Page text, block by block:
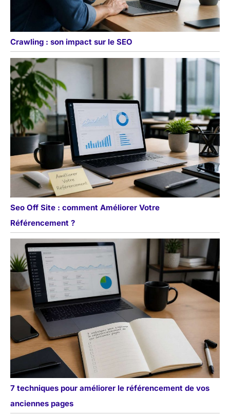
Crawling : son impact sur le SEO
Seo Off Site : comment Améliorer Votre
Référencement ?
7 techniques pour améliorer le référencement de vos
anciennes pages